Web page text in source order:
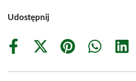
Udostępnij
Share
Share
(Twitter)
Share
Share